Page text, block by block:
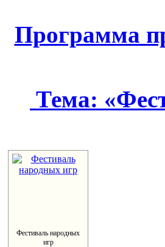
Программа
Тема:
Фестиваль народных
игр